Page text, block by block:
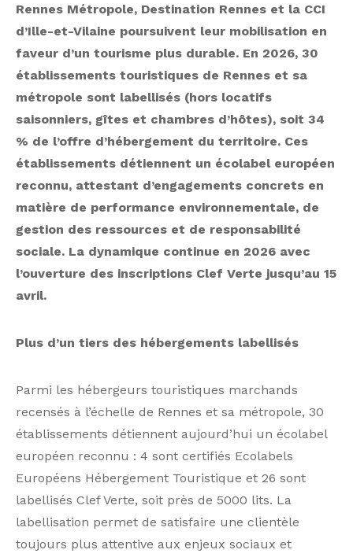
Rennes Métropole, Destination Rennes et la CCI
d’Ille-et-Vilaine poursuivent leur mobilisation en
faveur d’un tourisme plus durable. En 2026, 30
établissements touristiques de Rennes et sa
métropole sont labellisés (hors locatifs
saisonniers, gîtes et chambres d’hôtes), soit 34
% de l’offre d’hébergement du territoire. Ces
établissements détiennent un écolabel européen
reconnu, attestant d’engagements concrets en
matière de performance environnementale, de
gestion des ressources et de responsabilité
sociale. La dynamique continue en 2026 avec
l’ouverture des inscriptions Clef Verte jusqu’au 15
avril.
Plus d’un tiers des hébergements labellisés
Parmi les hébergeurs touristiques marchands
recensés à l’échelle de Rennes et sa métropole, 30
établissements détiennent aujourd’hui un écolabel
européen reconnu : 4 sont certifiés Ecolabels
Européens Hébergement Touristique et 26 sont
labellisés Clef Verte, soit près de 5000 lits. La
labellisation permet de satisfaire une clientèle
toujours plus attentive aux enjeux sociaux et